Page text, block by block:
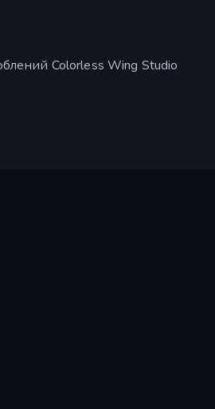
Colorless Wing Studio